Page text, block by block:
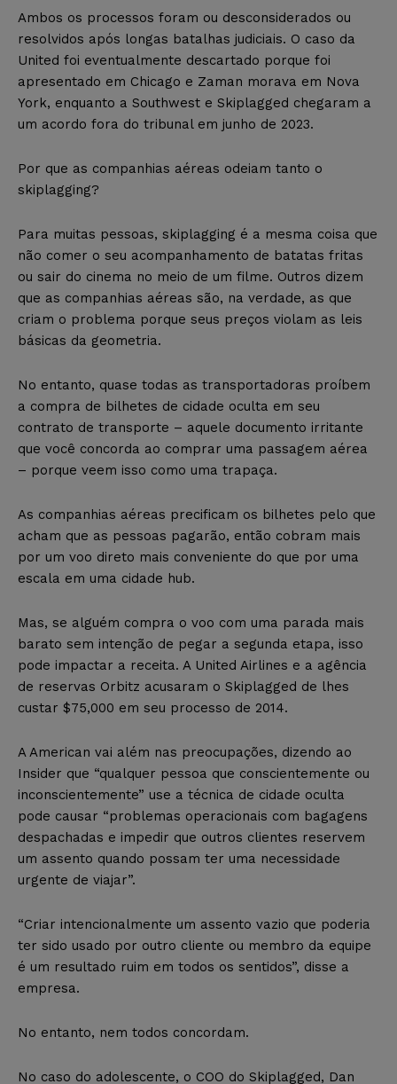
Ambos os processos foram ou desconsiderados ou
resolvidos após longas batalhas judiciais. O caso da
United foi eventualmente descartado porque foi
apresentado em Chicago e Zaman morava em Nova
York, enquanto a Southwest e Skiplagged chegaram a
um acordo fora do tribunal em junho de 2023.
Por que as companhias aéreas odeiam tanto o
skiplagging?
Para muitas pessoas, skiplagging é a mesma coisa que
não comer o seu acompanhamento de batatas fritas
ou sair do cinema no meio de um filme. Outros dizem
que as companhias aéreas são, na verdade, as que
criam o problema porque seus preços violam as leis
básicas da geometria.
No entanto, quase todas as transportadoras proíbem
a compra de bilhetes de cidade oculta em seu
contrato de transporte – aquele documento irritante
que você concorda ao comprar uma passagem aérea
– porque veem isso como uma trapaça.
As companhias aéreas precificam os bilhetes pelo que
acham que as pessoas pagarão, então cobram mais
por um voo direto mais conveniente do que por uma
escala em uma cidade hub.
Mas, se alguém compra o voo com uma parada mais
barato sem intenção de pegar a segunda etapa, isso
pode impactar a receita. A United Airlines e a agência
de reservas Orbitz acusaram o Skiplagged de lhes
custar $75,000 em seu processo de 2014.
A American vai além nas preocupações, dizendo ao
Insider que “qualquer pessoa que conscientemente ou
inconscientemente” use a técnica de cidade oculta
pode causar “problemas operacionais com bagagens
despachadas e impedir que outros clientes reservem
um assento quando possam ter uma necessidade
urgente de viajar”.
“Criar intencionalmente um assento vazio que poderia
ter sido usado por outro cliente ou membro da equipe
é um resultado ruim em todos os sentidos”, disse a
empresa.
No entanto, nem todos concordam.
No caso do adolescente, o COO do Skiplagged, Dan